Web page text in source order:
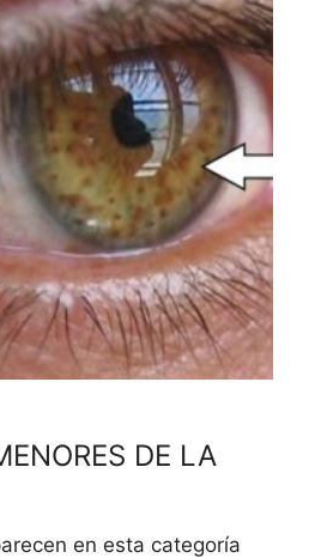
DE LA
en esta categoría